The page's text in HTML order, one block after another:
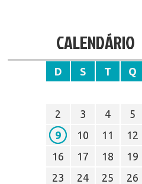
CALENDÁRIO
D S T Q
2
3 4 5
9
10 11 12
16
17 18 19
23
24 25 26